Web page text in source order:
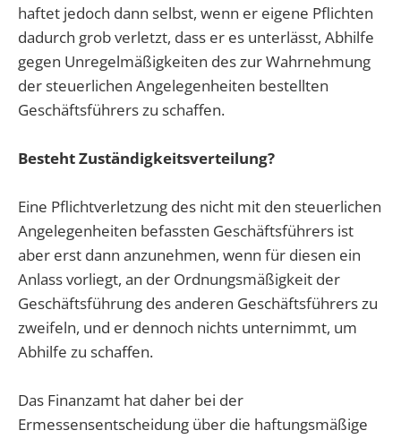
haftet jedoch dann selbst, wenn er eigene Pflichten
dadurch grob verletzt, dass er es unterlässt, Abhilfe
gegen Unregelmäßigkeiten des zur Wahrnehmung
der steuerlichen Angelegenheiten bestellten
Geschäftsführers zu schaffen.
Besteht Zuständigkeitsverteilung?
Eine Pflichtverletzung des nicht mit den steuerlichen
Angelegenheiten befassten Geschäftsführers ist
aber erst dann anzunehmen, wenn für diesen ein
Anlass vorliegt, an der Ordnungsmäßigkeit der
Geschäftsführung des anderen Geschäftsführers zu
zweifeln, und er dennoch nichts unternimmt, um
Abhilfe zu schaffen.
Das Finanzamt hat daher bei der
Ermessensentscheidung über die haftungsmäßige